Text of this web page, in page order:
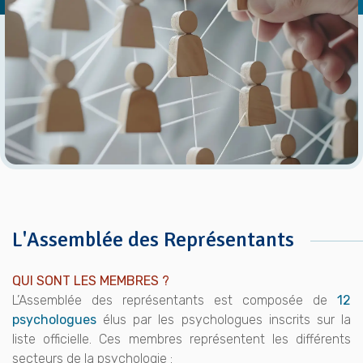
L'Assemblée des Représentants
QUI SONT LES MEMBRES ?
L’Assemblée des représentants est composée de 12
psychologues élus par les psychologues inscrits sur la
liste officielle. Ces membres représentent les différents
secteurs de la psychologie :